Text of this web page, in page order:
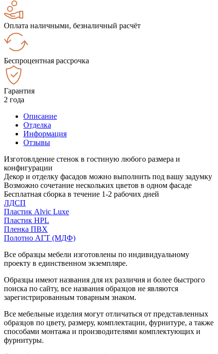
Оплата наличными, безналичный расчёт
Беспроцентная рассрочка
Гарантия
2 года
Описание
Отделка
Информация
Отзывы
Изготовлдение стенок в гостиную любого размера и
конфигурации
Декор и отделку фасадов можно выполнить под вашу задумку
Возможно сочетание нескольких цветов в одном фасаде
Бесплатная сборка в течение 1-2 рабочих дней
ЛДСП
Пластик Alvic Luxe
Пластик HPL
Пленка ПВХ
Полотно АГТ (МДФ)
Все образцы мебели изготовлены по индивидуальному
проекту в единственном экземпляре.
Образцы имеют названия для их различия и более быстрого
поиска по сайту, все названия образцов не являются
зарегистрированным товарным знаком.
Все мебельные изделия могут отличаться от представленных
образцов по цвету, размеру, комплектации, фурнитуре, а также
способами монтажа и производителями комплектующих и
фурнитуры.